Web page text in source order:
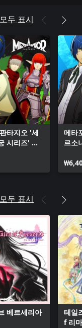
적을 소탕하는, 긴
인공을 곤경에 빠
력을 잘 활용하여
전투는 격전 속에서
큰 성취감을 맛볼 수
손쉬운 상대가 됩니
소탕할 수 있어 던
는 던전으로 달려
RPG 경험을 바탕으
게 도전하는 환상극
입니다.
운 환상세계로의
모두 표시
타지오 '세
시리즈' 직
메타
르소
배틀
모두 표시
베르세리아
테일
f 리